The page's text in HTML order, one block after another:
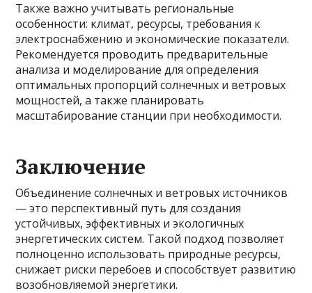
Также важно учитывать региональные
особенности: климат, ресурсы, требования к
электроснабжению и экономические показатели.
Рекомендуется проводить предварительные
анализа и моделирование для определения
оптимальных пропорций солнечных и ветровых
мощностей, а также планировать
масштабирование станции при необходимости.
Заключение
Объединение солнечных и ветровых источников
— это перспективный путь для создания
устойчивых, эффективных и экологичных
энергетических систем. Такой подход позволяет
полноценно использовать природные ресурсы,
снижает риски перебоев и способствует развитию
возобновляемой энергетики.